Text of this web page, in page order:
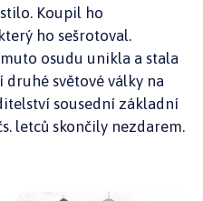
Koupil ho
ho sešrotoval.
osudu unikla a stala
druhé světové války na
sousední základní
letců skončily nezdarem.